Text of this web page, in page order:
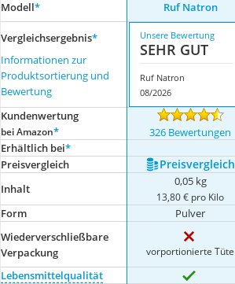
Modell* Ruf Natron
Vergleichsergebnis*
Informationen zur
Produktsortierung und
Bewertung
Unsere Bewertung
SEHR GUT
Ruf Natron
08/2026
Kundenwertung
bei Amazon* 326 Bewertungen
Erhältlich bei*
Preis­vergleich
Preis­vergleich
Inhalt
0,05 kg
13,80 € pro Kilo
Form Pulver
Wiederverschließbare
Verpackung
vorportionierte Tüte
Lebensmittelqualität